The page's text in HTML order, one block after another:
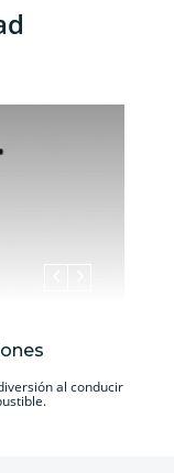
al conducir